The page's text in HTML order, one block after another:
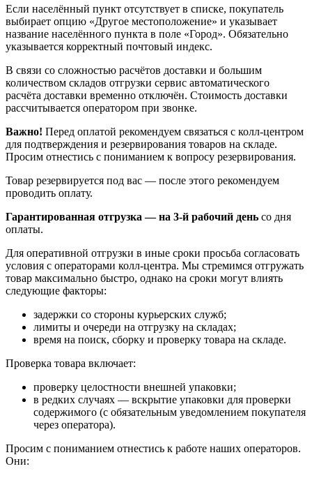
Если населённый пункт отсутствует в списке, покупатель
выбирает опцию «Другое местоположение» и указывает
название населённого пункта в поле «Город». Обязательно
указывается корректный почтовый индекс.
В связи со сложностью расчётов доставки и большим
количеством складов отгрузки сервис автоматического
расчёта доставки временно отключён. Стоимость доставки
рассчитывается оператором при звонке.
Важно! Перед оплатой рекомендуем связаться с колл‑центром
для подтверждения и резервирования товаров на складе.
Просим отнестись с пониманием к вопросу резервирования.
Товар резервируется под вас — после этого рекомендуем
проводить оплату.
Гарантированная отгрузка — на 3‑й рабочий день со дня
оплаты.
Для оперативной отгрузки в иные сроки просьба согласовать
условия с операторами колл‑центра. Мы стремимся отгружать
товар максимально быстро, однако на сроки могут влиять
следующие факторы:
задержки со стороны курьерских служб;
лимиты и очереди на отгрузку на складах;
время на поиск, сборку и проверку товара на складе.
Проверка товара включает:
проверку целостности внешней упаковки;
в редких случаях — вскрытие упаковки для проверки
содержимого (с обязательным уведомлением покупателя
через оператора).
Просим с пониманием отнестись к работе наших операторов.
Они: